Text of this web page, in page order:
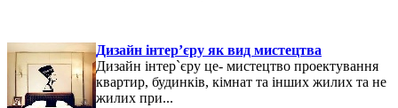
Дизайн інтер’єру як вид мистецтва
Дизайн інтер`єру це- мистецтво проектування
квартир, будинків, кімнат та інших жилих та не
жилих при...